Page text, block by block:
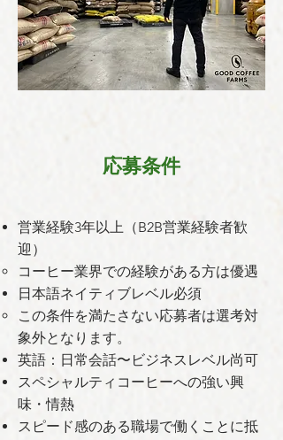
応募条件
営業経験3年以上（B2B営業経験者歓
迎）
コーヒー業界での経験がある方は優遇
日本語ネイティブレベル必須
この条件を満たさない応募者は選考対
象外となります。
英語：日常会話〜ビジネスレベル尚可
スペシャルティコーヒーへの強い興
味・情熱
スピード感のある職場で働くことに抵